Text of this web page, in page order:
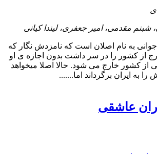
شبنم مقدمی، امیر جعفری، لیندا کیانی
به نام اصلان است که نامزدش نگار که
از کشور را در سر داشت بدون اجازه ی او
از کشور خارج می شود. حالا اصلا میخواهد
را به ایران برگرداند اما.......
عاشقی